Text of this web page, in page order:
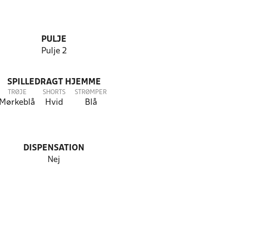
PULJE
Pulje 2
SPILLEDRAGT HJEMME
TRØJE
Mørkeblå
SHORTS
Hvid
STRØMPER
Blå
DISPENSATION
Nej